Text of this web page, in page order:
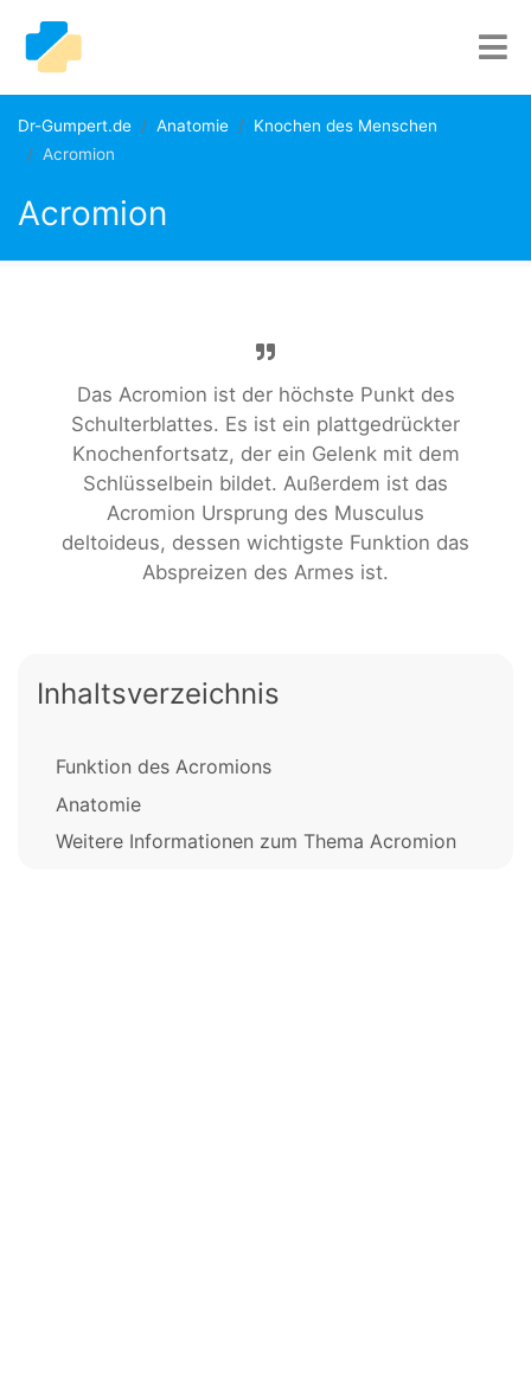
Dr-Gumpert.de Anatomie
Knochen des Menschen
Acromion
Acromion
Das Acromion ist der höchste Punkt des
Schulterblattes. Es ist ein plattgedrückter
Knochenfortsatz, der ein Gelenk mit dem
Schlüsselbein bildet. Außerdem ist das
Acromion Ursprung des Musculus
deltoideus, dessen wichtigste Funktion das
Abspreizen des Armes ist.
Inhaltsverzeichnis
Funktion des Acromions
Anatomie
Weitere Informationen zum Thema Acromion